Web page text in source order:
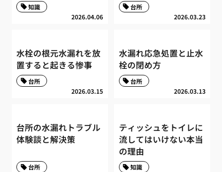
2026.04.06
知識
2026.03.23
台所
水栓の根元水漏れを放
置すると起きる惨事
2026.03.15
台所
水漏れ応急処置と止水
栓の閉め方
2026.03.13
台所
台所の水漏れトラブル
体験談と解決策
台所
ティッシュをトイレに
流してはいけない本当
の理由
知識